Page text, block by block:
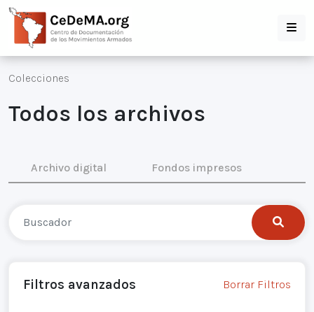
Colecciones
Todos los archivos
Archivo digital Fondos impresos
Filtros avanzados Borrar Filtros